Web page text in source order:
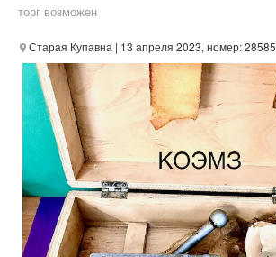
торг возможен
Старая Купавна | 13 апреля 2023, номер: